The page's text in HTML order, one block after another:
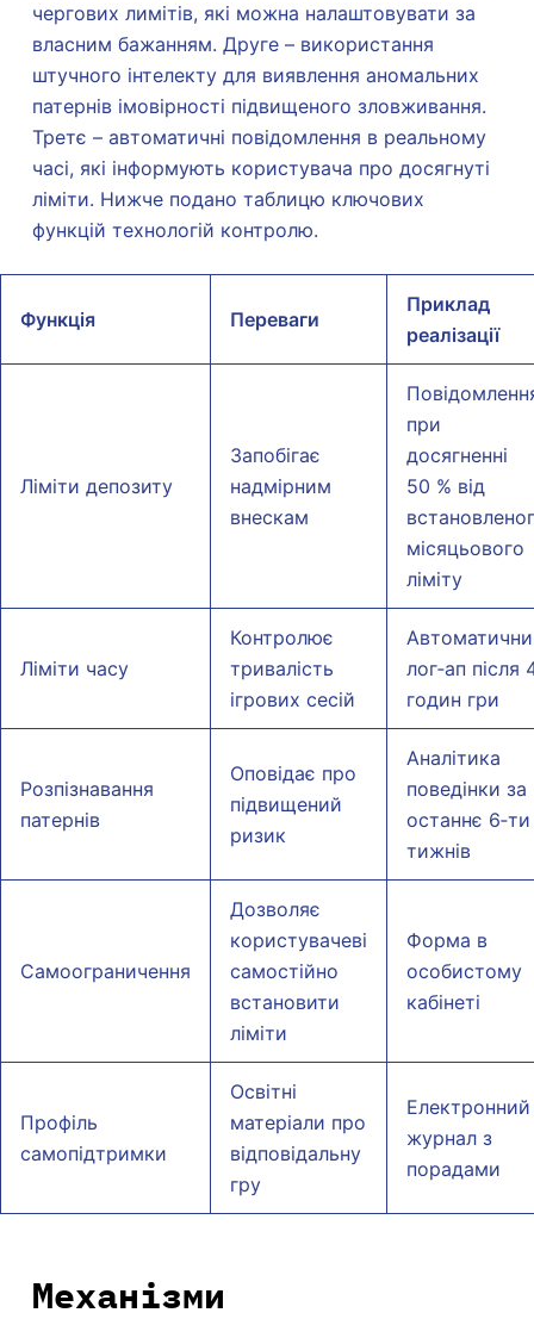
чергових лимітів, які можна налаштовувати за
власним бажанням. Друге – використання
штучного інтелекту для виявлення аномальних
патернів імовірності підвищеного зловживання.
Третє – автоматичні повідомлення в реальному
часі, які інформують користувача про досягнуті
ліміти. Нижче подано таблицю ключових
функцій технологій контролю.
Функція Переваги
Приклад
реалізації
Ліміти депозиту
Запобігає
надмірним
внескам
при
досягненні
50 % від
місяцьового
ліміту
Ліміти часу
Контролює
тривалість
ігрових сесій
лог‑ап після
годин гри
Розпізнавання
патернів
Оповідає про
підвищений
ризик
Аналітика
поведінки за
останнє 6‑ти
тижнів
Самоограничення
Дозволяє
користувачеві
самостійно
встановити
ліміти
Форма в
особистому
кабінеті
Профіль
самопідтримки
Освітні
матеріали про
відповідальну
гру
Електронний
журнал з
порадами
Механізми